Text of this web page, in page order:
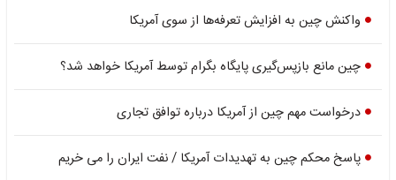
واکنش چین به افزایش تعرفه‌ها از سوی آمریکا
چین مانع بازپس‌گیری پایگاه بگرام توسط آمریکا خواهد شد؟
درخواست مهم چین از آمریکا درباره توافق تجاری
پاسخ محکم چین به تهدیدات آمریکا / نفت ایران را می خریم